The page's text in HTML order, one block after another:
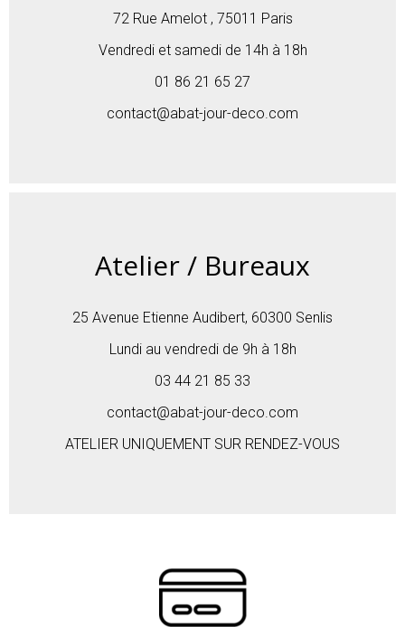
72 Rue Amelot , 75011 Paris
Vendredi et samedi de 14h à 18h
01 86 21 65 27
contact@abat-jour-deco.com
Atelier / Bureaux
25 Avenue Etienne Audibert, 60300 Senlis
Lundi au vendredi de 9h à 18h
03 44 21 85 33
contact@abat-jour-deco.com
ATELIER UNIQUEMENT SUR RENDEZ-VOUS